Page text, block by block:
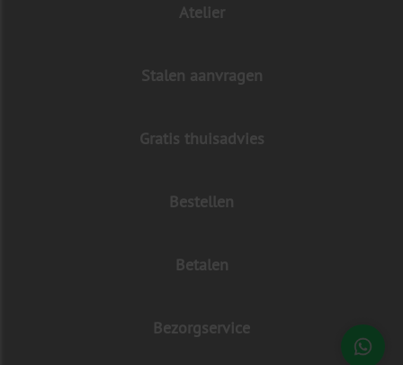
Atelier
Stalen aanvragen
Gratis thuisadvies
Bestellen
Betalen
Bezorgservice